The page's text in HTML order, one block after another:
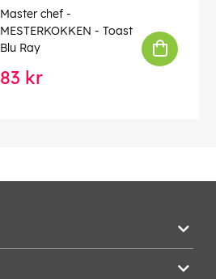
Master chef -
MESTERKOKKEN - Toast
Blu Ray
83 kr